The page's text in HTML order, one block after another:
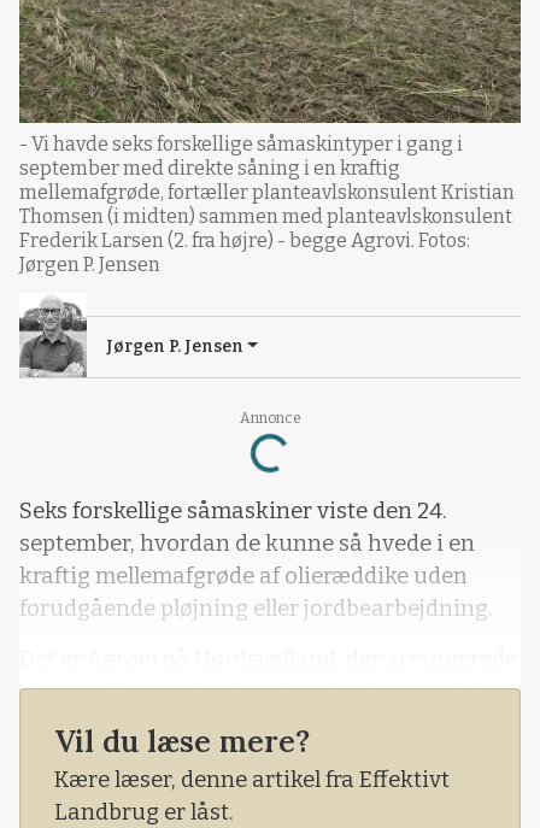
Annonce
Loading...
- Vi havde seks forskellige såmaskintyper i gang i
september med direkte såning i en kraftig
mellemafgrøde, fortæller planteavlskonsulent Kristian
Thomsen (i midten) sammen med planteavlskonsulent
Frederik Larsen (2. fra højre) - begge Agrovi. Fotos:
Jørgen P. Jensen
Jørgen P. Jensen
Seks forskellige såmaskiner viste den 24.
september, hvordan de kunne så hvede i en
kraftig mellemafgrøde af olieræddike uden
forudgående pløjning eller jordbearbejdning.
denne sådemonstration i september, som blev
gentaget i flere landsdele.
I tirsdags inviterede Agrovi igen til at se de
samme forsøgsparceller og til at bedømme,
Vil du læse mere?
Kære læser, denne artikel fra Effektivt
Landbrug er låst.